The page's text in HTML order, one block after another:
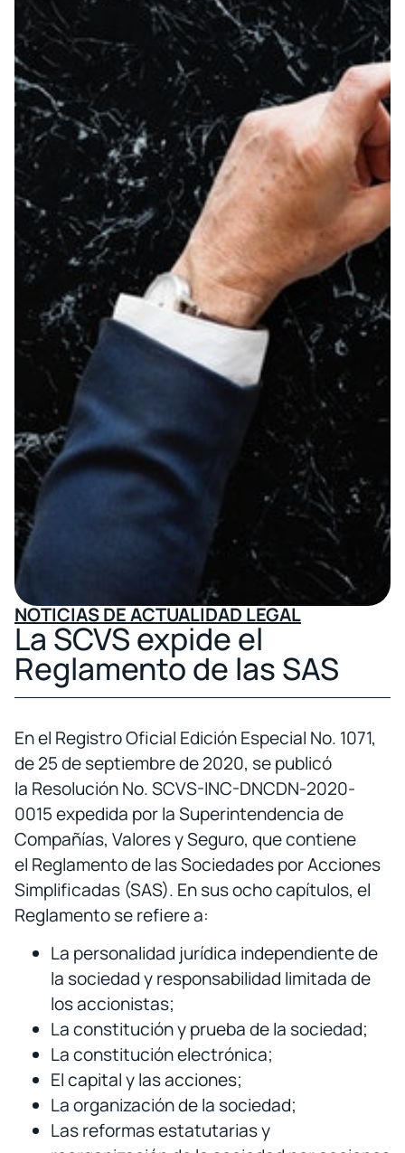
NOTICIAS DE ACTUALIDAD LEGAL
La SCVS expide el
Reglamento de las SAS
En el Registro Oficial Edición Especial No. 1071,
de 25 de septiembre de 2020, se publicó
la Resolución No. SCVS-INC-DNCDN-2020-
0015 expedida por la Superintendencia de
Compañías, Valores y Seguro, que contiene
el Reglamento de las Sociedades por Acciones
Simplificadas (SAS). En sus ocho capítulos, el
Reglamento se refiere a:
La personalidad jurídica independiente de
la sociedad y responsabilidad limitada de
los accionistas;
La constitución y prueba de la sociedad;
La constitución electrónica;
El capital y las acciones;
La organización de la sociedad;
Las reformas estatutarias y